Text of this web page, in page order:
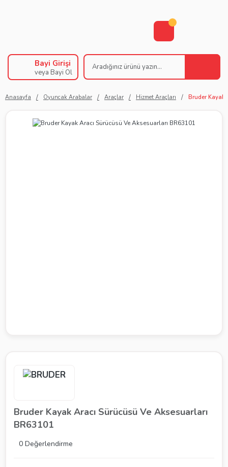
Bayi Girişi
veya Bayi Ol
Anasayfa Oyuncak Arabalar Araçlar Hizmet Araçları Bruder Kayak
Bruder Kayak Aracı Sürücüsü Ve Aksesuarları
BR63101
0 Değerlendirme